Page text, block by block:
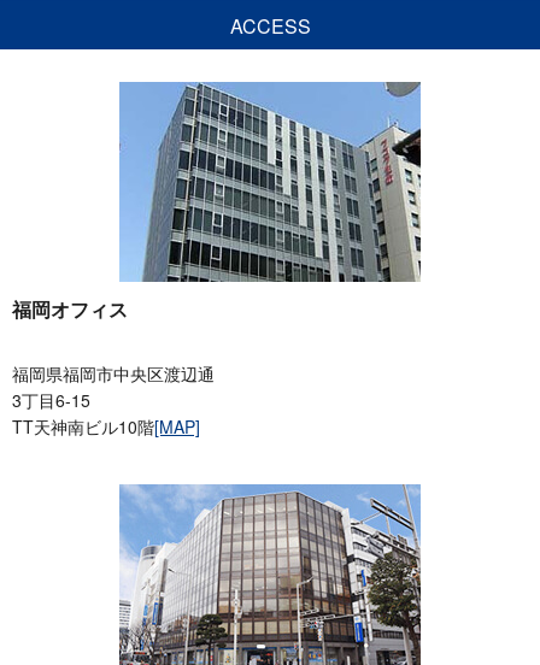
ACCESS
福岡オフィス
福岡県福岡市中央区渡辺通
3丁目6-15
TT天神南ビル10階[MAP]